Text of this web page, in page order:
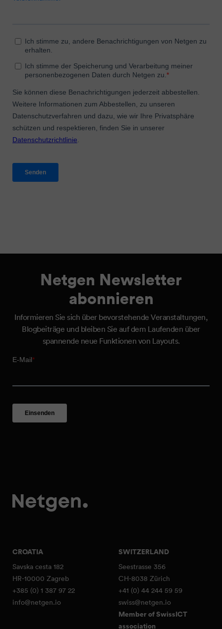
Netgen Newsletter
abonnieren
Informieren Sie sich über bevorstehende Veranstaltungen,
Blogbeiträge und bleiben Sie auf dem Laufenden über
spannende neue Funktionen von Layouts.
CROATIA
Savska cesta 182
HR-10000 Zagreb
+385 (0) 1 387 97 22
info@netgen.io
SWITZERLAND
Seestrasse 356
CH-8038 Zürich
+41 (0) 44 244 59 59
swiss@netgen.io
Member of SwissICT
association